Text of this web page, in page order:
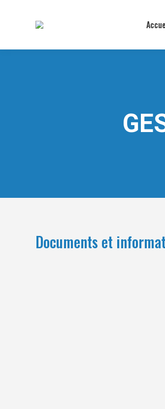
Documents et